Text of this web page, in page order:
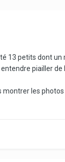
13 petits dont
piailler de
les photos